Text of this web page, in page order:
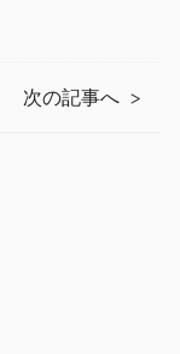
次の記事へ